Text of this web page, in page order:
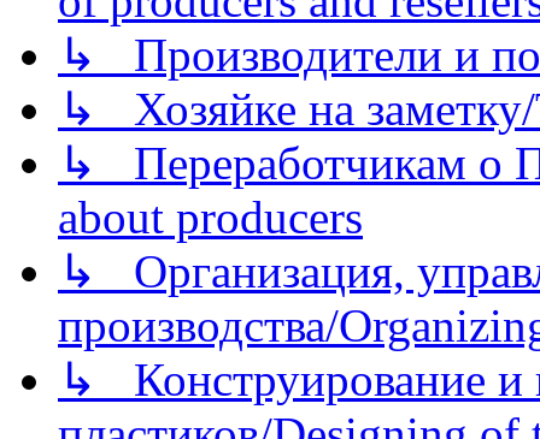
↳ Производители и
↳ Хозяйке на
↳ Переработчикам о
about producers
↳ Организация,
производства/
↳ Конструирование и